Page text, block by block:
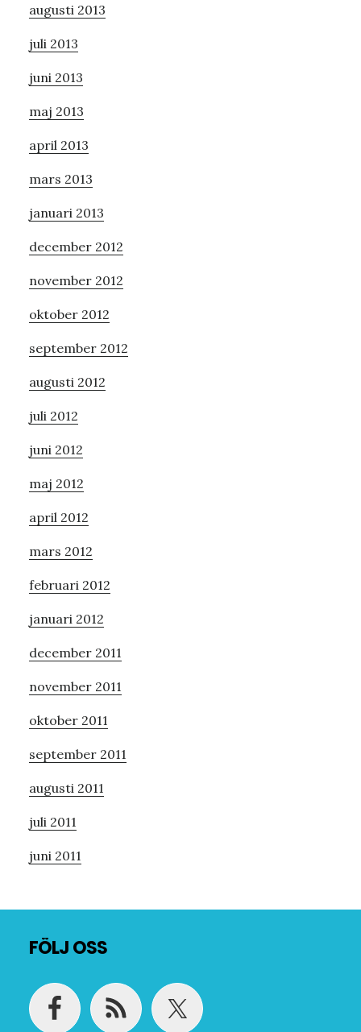
augusti 2013
juli 2013
juni 2013
maj 2013
april 2013
mars 2013
januari 2013
december 2012
november 2012
oktober 2012
september 2012
augusti 2012
juli 2012
juni 2012
maj 2012
april 2012
mars 2012
februari 2012
januari 2012
december 2011
november 2011
oktober 2011
september 2011
augusti 2011
juli 2011
juni 2011
FÖLJ OSS